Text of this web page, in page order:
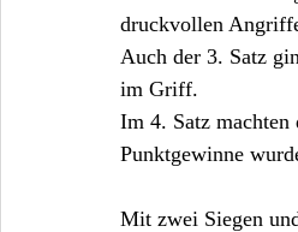
druckvollen
Auch der 3. Satz
im Griff.
Im 4. Satz
Punktgewinne
Mit zwei Siegen